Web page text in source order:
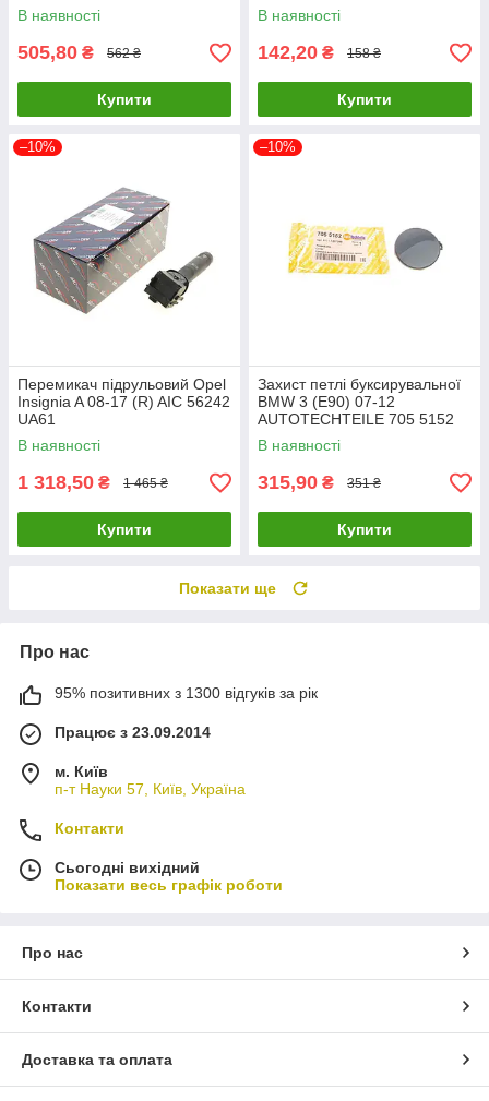
В наявності
505,80 ₴ 562 ₴
Купити
В наявності
142,20 ₴ 158 ₴
Купити
–10%
Перемикач підрульовий Opel
Insignia A 08-17 (R) AIC 56242
UA61
В наявності
1 318,50 ₴ 1 465 ₴
Купити
–10%
Захист петлі буксирувальної
BMW 3 (E90) 07-12
AUTOTECHTEILE 705 5152
UA61
В наявності
315,90 ₴ 351 ₴
Купити
Показати ще
Про нас
95% позитивних з 1300 відгуків за рік
Працює з 23.09.2014
м. Київ
п-т Науки 57, Київ, Україна
Контакти
Сьогодні вихідний
Показати весь графік роботи
Про нас
Контакти
Доставка та оплата